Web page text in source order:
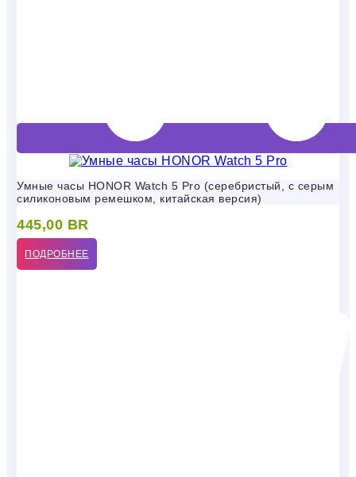
Умные часы HONOR Watch 5 Pro (серебристый, с серым
силиконовым ремешком, китайская версия)
445,00 BR
ПОДРОБНЕЕ